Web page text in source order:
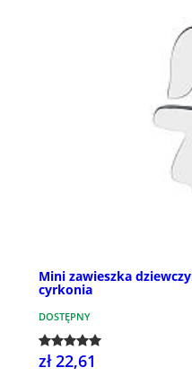
Mini zawieszka
cyrkonia
DOSTĘPNY
zł 22,61